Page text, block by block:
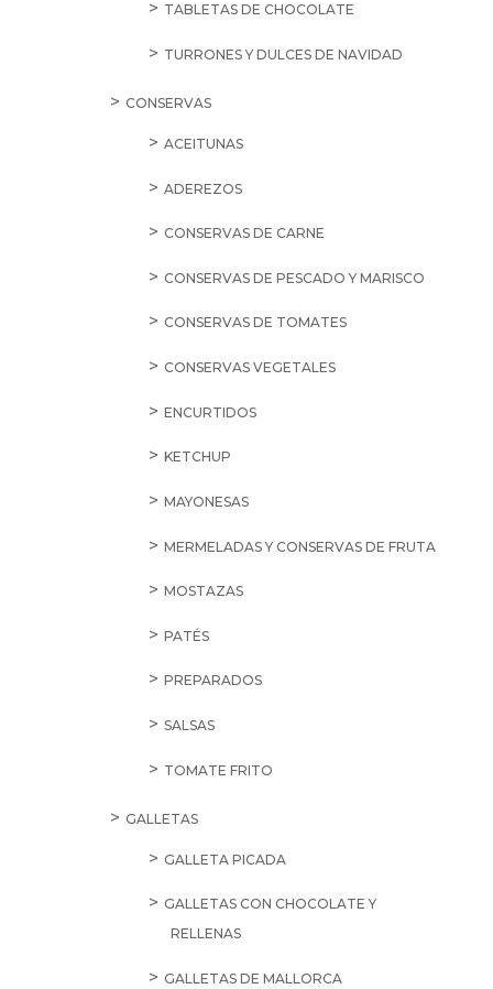
TABLETAS DE CHOCOLATE
TURRONES Y DULCES DE NAVIDAD
CONSERVAS
ACEITUNAS
ADEREZOS
CONSERVAS DE CARNE
CONSERVAS DE PESCADO Y MARISCO
CONSERVAS DE TOMATES
CONSERVAS VEGETALES
ENCURTIDOS
KETCHUP
MAYONESAS
MERMELADAS Y CONSERVAS DE FRUTA
MOSTAZAS
PATÉS
PREPARADOS
SALSAS
TOMATE FRITO
GALLETAS
GALLETA PICADA
GALLETAS CON CHOCOLATE Y
RELLENAS
GALLETAS DE MALLORCA